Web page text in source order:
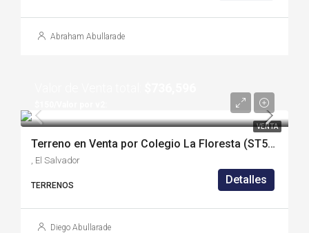
Abraham Abullarade
VENTA
Terreno en Venta por Colegio La Floresta (ST569B)
, El Salvador
TERRENOS Detalles
Diego Abullarade